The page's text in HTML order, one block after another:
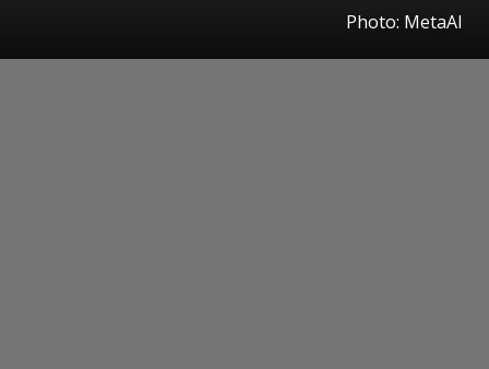
Photo: MetaAI